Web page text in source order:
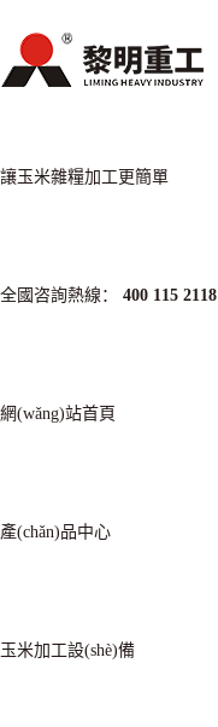
讓玉米雜糧加工更簡單
全國咨詢熱線： 400 115 2118
網(wǎng)站首頁
產(chǎn)品中心
玉米加工設(shè)備